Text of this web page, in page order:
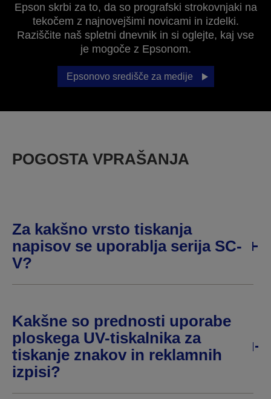
Epson skrbi za to, da so prografski strokovnjaki na
tekočem z najnovejšimi novicami in izdelki.
Raziščite naš spletni dnevnik in si oglejte, kaj vse
je mogoče z Epsonom.
Epsonovo središče za medije
POGOSTA VPRAŠANJA
Za kakšno vrsto tiskanja
napisov se uporablja serija SC-
V?
Kakšne so prednosti uporabe
ploskega UV-tiskalnika za
tiskanje znakov in reklamnih
izpisi?